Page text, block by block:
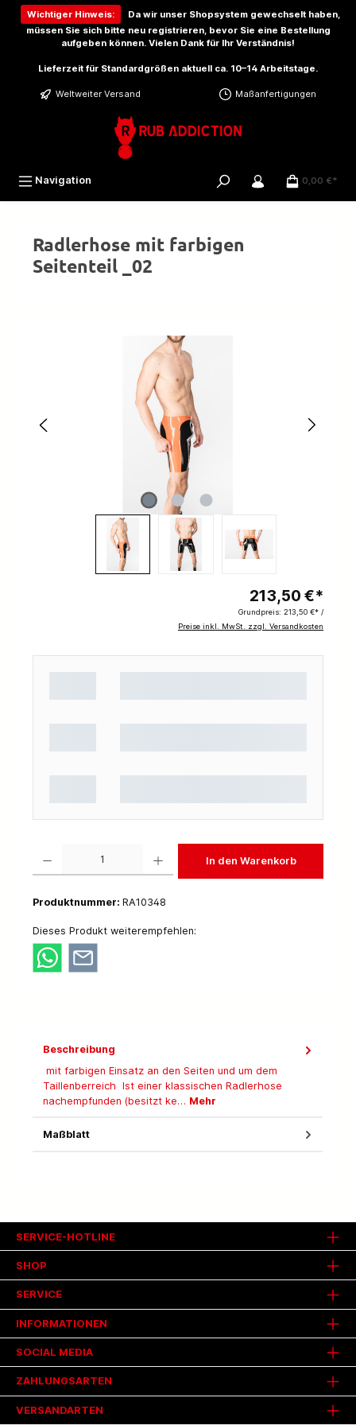
springen
Wichtiger Hinweis:
Da wir unser Shopsystem gewechselt haben,
müssen Sie sich bitte neu registrieren, bevor Sie eine Bestellung
aufgeben können. Vielen Dank für Ihr Verständnis!
Lieferzeit für Standardgrößen aktuell ca. 10–14 Arbeitstage.
Weltweiter Versand Maßanfertigungen
Navigation 0,00 €*
Radlerhose mit farbigen
Seitenteil _02
213,50 €*
Grundpreis: 213,50 €* /
Preise inkl. MwSt. zzgl. Versandkosten
In den Warenkorb
Produktnummer: RA10348
Dieses Produkt weiterempfehlen:
Beschreibung
mit farbigen Einsatz an den Seiten und um dem
Taillenberreich Ist einer klassischen Radlerhose
nachempfunden (besitzt ke… Mehr
Maßblatt
SHOP
SERVICE
INFORMATIONEN
SERVICE-HOTLINE
SOCIAL MEDIA
ZAHLUNGSARTEN
VERSANDARTEN